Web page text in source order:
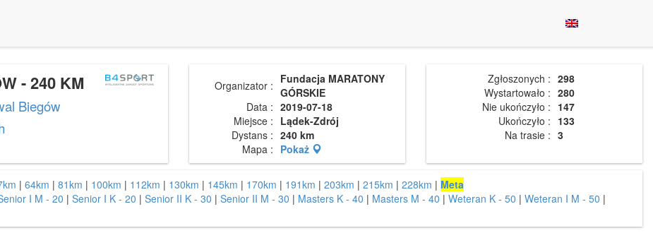
- 240 KM
Biegów
Organizator : Fundacja MARATONY
GÓRSKIE
Data : 2019-07-18
Miejsce : Lądek-Zdrój
Dystans : 240 km
Mapa : Pokaż
Zgłoszonych : 298
Wystartowało : 280
Nie ukończyło : 147
Ukończyło : 133
Na trasie : 3
| 64km | 81km | 100km | 112km | 130km | 145km | 170km | 191km | 203km | 215km | 228km | Meta
I M - 20 | Senior I K - 20 | Senior II K - 30 | Senior II M - 30 | Masters K - 40 | Masters M - 40 | Weteran K - 50 | Weteran I M - 50 |